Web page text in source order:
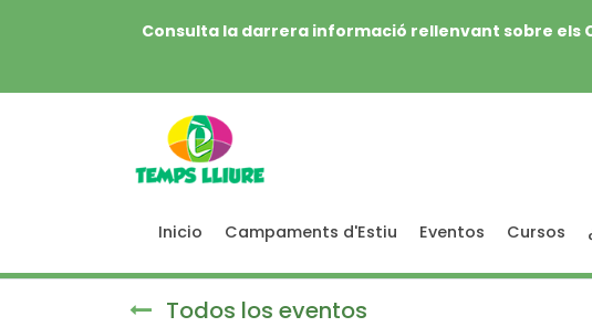
Consulta la darrera informació rellenvant sobre els
Inicio Campaments d'Estiu Eventos Cursos
Todos los eventos